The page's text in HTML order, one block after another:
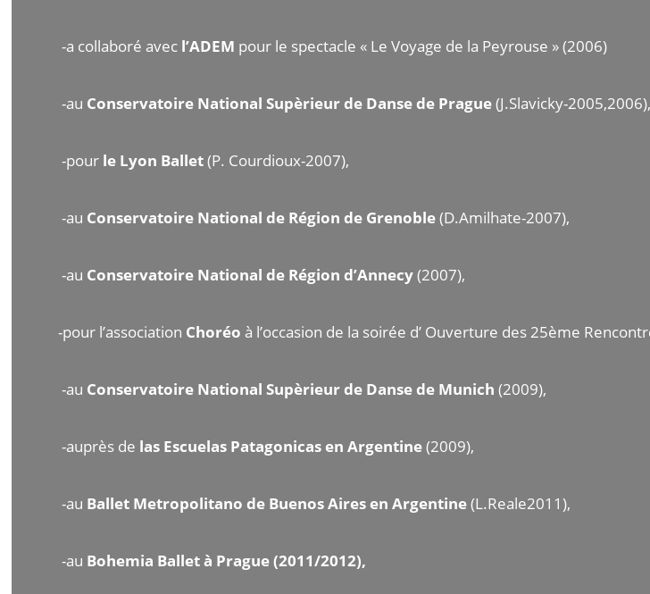
-a collaboré avec l’ADEM pour le spectacle « Le Voyage de la Peyrouse » (2006)
-au Conservatoire National Supèrieur de Danse de Prague(J.Slavicky-2005,2006),
-pour le Lyon Ballet(P. Courdioux-2007),
-au Conservatoire National de Région de Grenoble(D.Amilhate-2007),
-au Conservatoire National de Région d’Annecy(2007),
-pour l’association Choréo à l’occasion de la soirée d’ Ouverture des 25ème
-au Conservatoire National Supèrieur de Danse de Munich (2009),
-auprès de las Escuelas Patagonicas en Argentine(2009),
-au Ballet Metropolitano de Buenos Aires en Argentine(L.Reale2011),
-au Bohemia Ballet à Prague (2011/2012),